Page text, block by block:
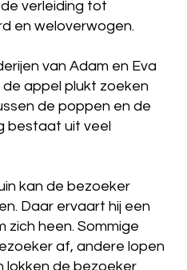
verleiding tot
en weloverwogen.
van Adam en Eva
appel plukt zoeken
de poppen en de
bestaat uit veel
kan de bezoeker
Daar ervaart hij een
heen. Sommige
af, andere lopen
lokken de bezoeker